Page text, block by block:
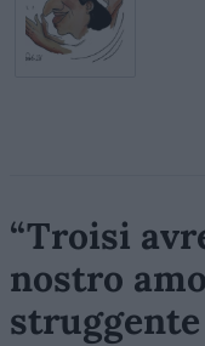
“Troisi
nostro